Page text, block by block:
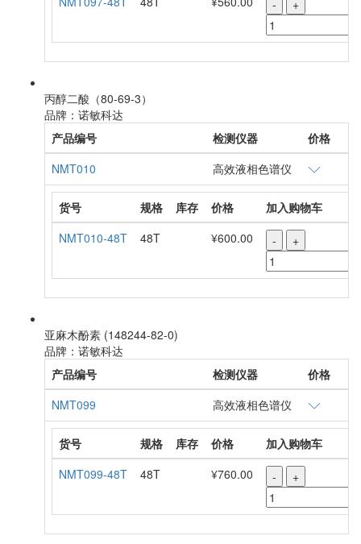
NMT097-48T
48T ¥560.00 - +
丙醇二酸（80-69-3）
品牌：诺敏科达
产品编号
检测仪器
价格
NMT010
高效液相色谱仪
货号 规格 库存 价格
加入购物车
NMT010-48T
48T ¥600.00 - +
亚麻木酚素 (148244-82-0)
品牌：诺敏科达
产品编号
检测仪器
价格
高效液相色谱仪
货号 规格 库存 价格
加入购物车
- +